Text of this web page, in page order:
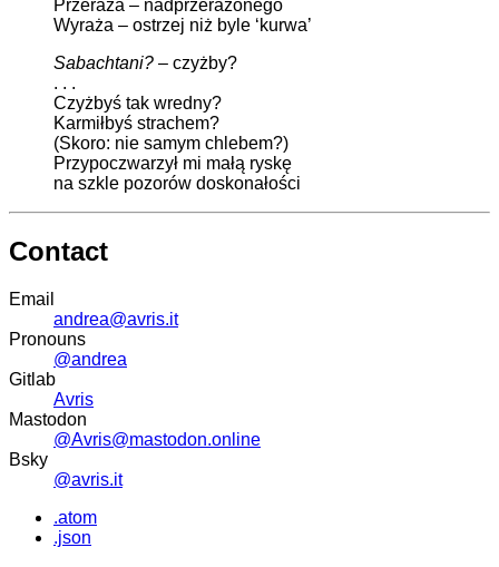
Przeraża – nadprzerażonego
Wyraża – ostrzej niż byle ‘kurwa’
Sabachtani? – czyżby?
. . .
Czyżbyś tak wredny?
Karmiłbyś strachem?
(Skoro: nie samym chlebem?)
Przypoczwarzył mi małą ryskę
na szkle pozorów doskonałości
Contact
Email
andrea@avris.it
Pronouns
@andrea
Gitlab
Avris
Mastodon
@Avris@mastodon.online
Bsky
@avris.it
.atom
.json